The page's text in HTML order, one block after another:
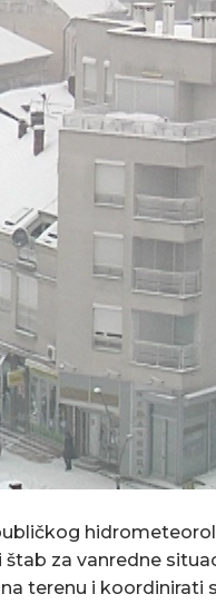
za vanredne
terenu i koordinirati